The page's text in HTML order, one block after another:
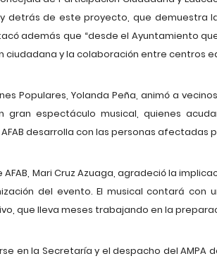
detrás de este proyecto, que demuestra
además que “desde el Ayuntamiento
ciudadana y la colaboración entre centros
Populares, Yolanda Peña, animó a
gran espectáculo musical, quienes
desarrolla con las personas afectadas
Mari Cruz Azuaga, agradeció la
del evento. El musical contará
que lleva meses trabajando en la
en la Secretaría y el despacho del AMPA